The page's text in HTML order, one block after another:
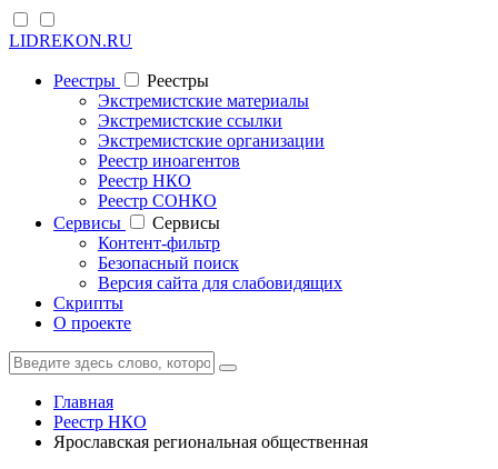
LIDREKON.RU
Реестры
Реестры
Экстремистские материалы
Экстремистские ссылки
Экстремистские организации
Реестр иноагентов
Реестр НКО
Реестр СОНКО
Cервисы
Cервисы
Контент-фильтр
Безопасный поиск
Версия сайта для слабовидящих
Скрипты
О проекте
Главная
Реестр НКО
Ярославская региональная общественная